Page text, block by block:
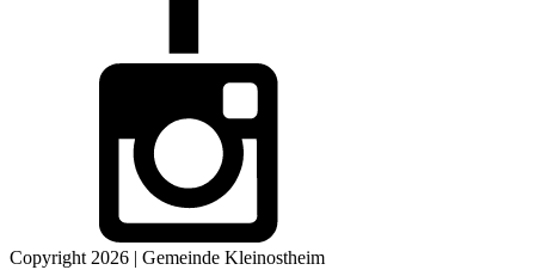
Copyright 2026 | Gemeinde Kleinostheim